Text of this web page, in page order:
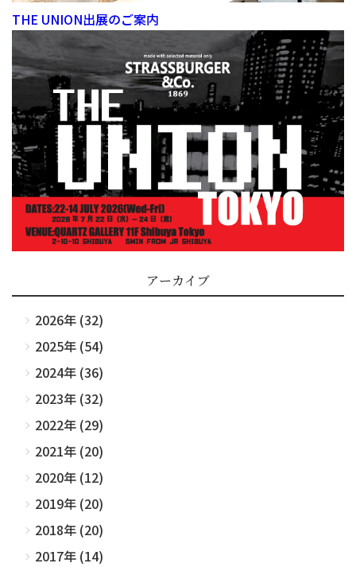
THE UNION出展のご案内
アーカイブ
2026年 (32)
2025年 (54)
2024年 (36)
2023年 (32)
2022年 (29)
2021年 (20)
2020年 (12)
2019年 (20)
2018年 (20)
2017年 (14)